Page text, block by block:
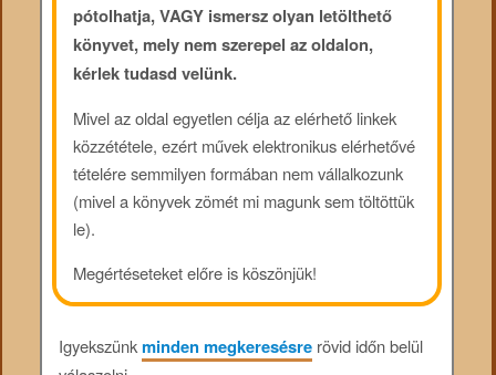
pótolhatja, VAGY ismersz olyan letölthető
könyvet, mely nem szerepel az oldalon,
kérlek tudasd velünk.
Mivel az oldal egyetlen célja az elérhető linkek
közzététele, ezért művek elektronikus elérhetővé
tételére semmilyen formában nem vállalkozunk
(mivel a könyvek zömét mi magunk sem töltöttük
le).
Megértéseteket előre is köszönjük!
Igyekszünkminden megkeresésrerövid időn belül